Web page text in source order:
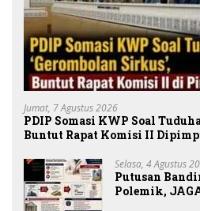
Jumat, 7 Agustus 2026
PDIP Somasi KWP Soal
Buntut Rapat Komisi II
Selasa, 4 Agustus
Putusan
Polemik,